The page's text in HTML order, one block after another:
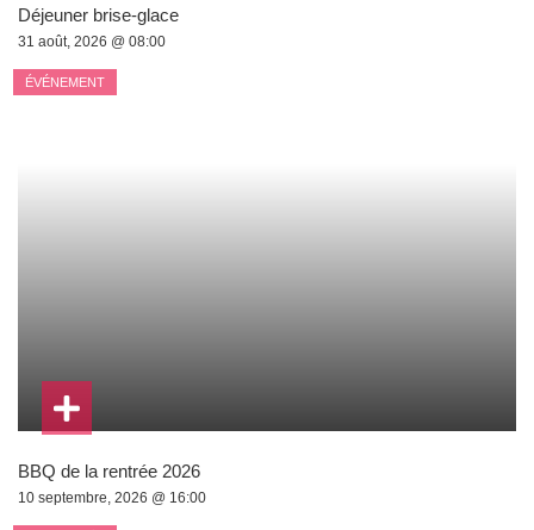
Déjeuner brise-glace
31 août, 2026 @ 08:00
ÉVÉNEMENT
BBQ de la rentrée 2026
10 septembre, 2026 @ 16:00